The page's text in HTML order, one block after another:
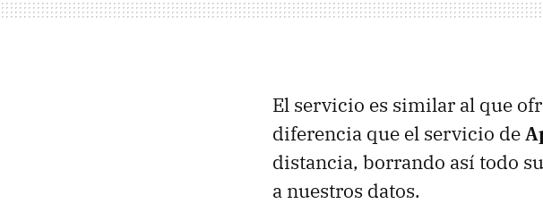
El servicio es similar al que
diferencia que el servicio de
distancia, borrando así todo
a nuestros datos.